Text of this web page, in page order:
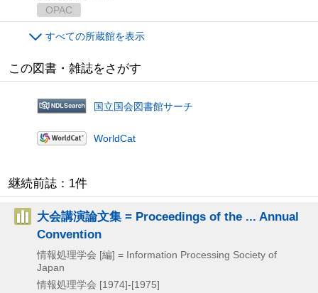
OPAC
すべての所蔵館を表示
この図書・雑誌をさがす
国立国会図書館サーチ
WorldCat
継続前誌：1件
大会講演論文集 = Proceedings of the ... Annual
Convention
情報処理学会 [編] = Information Processing Society of
Japan
情報処理学会 [1974]-[1975]